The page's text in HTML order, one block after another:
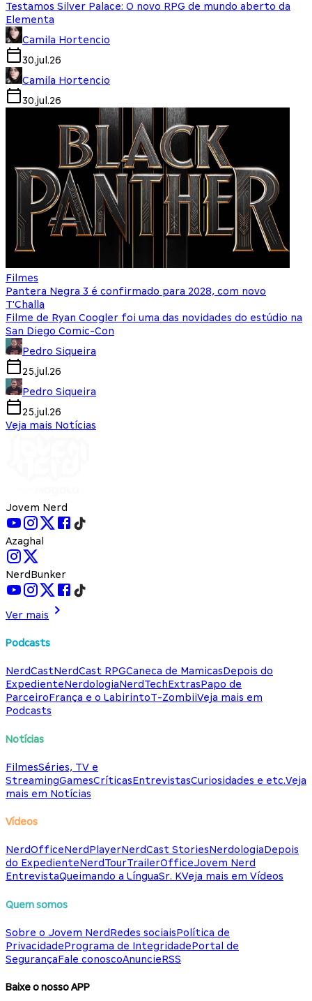
Testamos Silver Palace: O novo RPG de mundo aberto da
Elementa
Camila Hortencio
30.jul.26
Camila Hortencio
30.jul.26
Filmes
Pantera Negra 3 é confirmado para 2028, com novo
T'Challa
Filme de Ryan Coogler foi uma das novidades do estúdio na
San Diego Comic-Con
Pedro Siqueira
25.jul.26
Pedro Siqueira
25.jul.26
Veja mais Notícias
Jovem Nerd
Azaghal
NerdBunker
Ver mais
Podcasts
NerdCastNerdCast RPGCaneca de MamicasDepois do
ExpedienteNerdologiaNerdTechExtrasPapo de
ParceiroFrança e o LabirintoT-ZombiiVeja mais em
Podcasts
Notícias
FilmesSéries, TV e
StreamingGamesCríticasEntrevistasCuriosidades e etc.Veja
mais em Notícias
Vídeos
NerdOfficeNerdPlayerNerdCast StoriesNerdologiaDepois
do ExpedienteNerdTourTrailerOfficeJovem Nerd
EntrevistaQueimando a LínguaSr. KVeja mais em Vídeos
Quem somos
Sobre o Jovem NerdRedes sociaisPolítica de
PrivacidadePrograma de IntegridadePortal de
SegurançaFale conoscoAnuncieRSS
Baixe o nosso APP